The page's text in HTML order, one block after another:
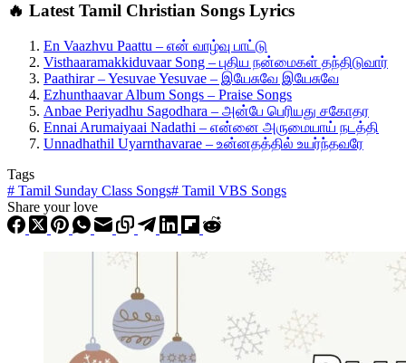
🔥 Latest Tamil Christian Songs Lyrics
En Vaazhvu Paattu – என் வாழ்வு பாட்டு
Visthaaramakkiduvaar Song – புதிய நன்மைகள் தந்திடுவார்
Paathirar – Yesuvae Yesuvae – இயேசுவே இயேசுவே
Ezhunthaavar Album Songs – Praise Songs
Anbae Periyadhu Sagodhara – அன்பே பெரியது சகோதர
Ennai Arumaiyaai Nadathi – என்னை அருமையாய் நடத்தி
Unnadhathil Uyarnthavarae – உன்னதத்தில் உயர்ந்தவரே
Tags
# Tamil Sunday Class Songs# Tamil VBS Songs
Share your love